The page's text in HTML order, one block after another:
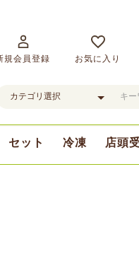
規会員登録 お気に入り
セット 冷凍 店頭